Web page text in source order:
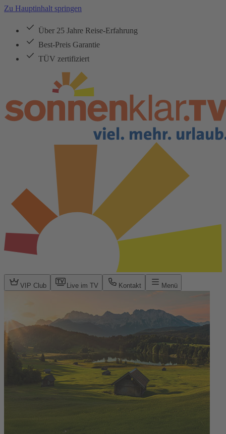
Zu Hauptinhalt springen
Über 25 Jahre Reise-Erfahrung
Best-Preis Garantie
TÜV zertifiziert
VIP Club Live im TV Kontakt Menü